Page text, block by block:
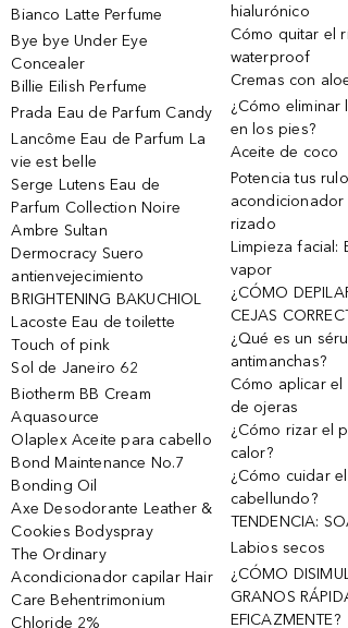
Bianco Latte Perfume
Bye bye Under Eye
Concealer
Billie Eilish Perfume
Prada Eau de Parfum Candy
Lancôme Eau de Parfum La
vie est belle
Serge Lutens Eau de
Parfum Collection Noire
Ambre Sultan
Dermocracy Suero
antienvejecimiento
BRIGHTENING BAKUCHIOL
Lacoste Eau de toilette
Touch of pink
Sol de Janeiro 62
Biotherm BB Cream
Aquasource
Olaplex Aceite para cabello
Bond Maintenance No.7
Bonding Oil
Axe Desodorante Leather &
Cookies Bodyspray
The Ordinary
Acondicionador capilar Hair
Care Behentrimonium
Chloride 2%
hialurónico
Cómo quitar el
waterproof
Cremas con
¿Cómo eliminar
en los pies?
Aceite de coco
Potencia tus
rizado
Limpieza facial:
vapor
¿CÓMO
CEJAS
¿Qué es un
antimanchas?
Cómo aplicar
de ojeras
¿Cómo rizar el
calor?
¿Cómo cuidar
cabellundo?
TENDENCIA:
Labios secos
¿CÓMO
GRANOS
EFICAZMENTE?